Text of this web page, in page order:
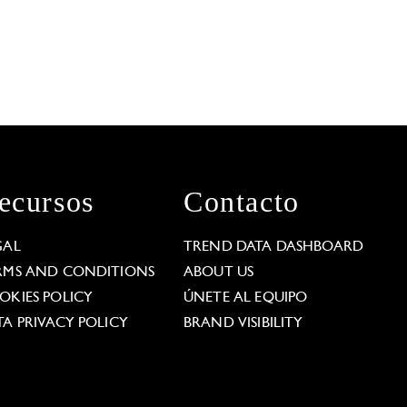
AND CONDITIONS
POLICY
PRIVACY POLICY
Contacto
TREND DATA DASHBOARD
ABOUT US
ÚNETE AL EQUIPO
BRAND VISIBILITY